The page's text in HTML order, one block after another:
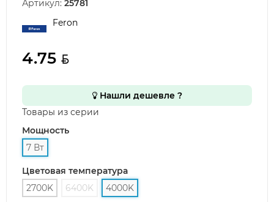
Артикул: 25781
Feron
4.75
Нашли дешевле ?
Товары из серии
Мощность
7 Вт
Цветовая температура
2700K
6400K 4000K